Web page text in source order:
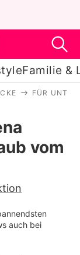
Familie &
FÜR
vom
auch bei